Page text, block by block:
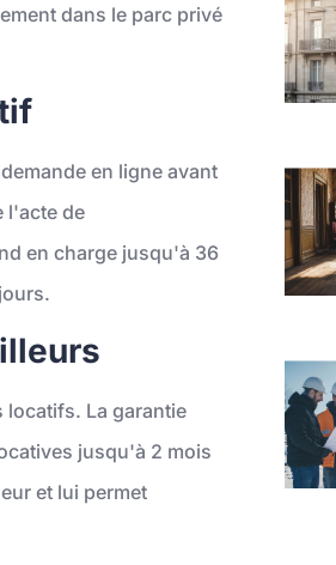
dans le parc privé
en ligne avant
l'acte de
en charge jusqu'à 36
locatifs. La garantie
jusqu'à 2 mois
et lui permet